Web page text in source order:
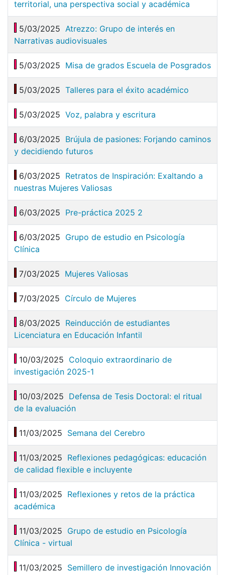
territorial, una perspectiva social y académica
5/03/2025 Atrezzo: Grupo de interés en
Narrativas audiovisuales
5/03/2025 Misa de grados Escuela de Posgrados
5/03/2025 Talleres para el éxito académico
5/03/2025 Voz, palabra y escritura
6/03/2025 Brújula de pasiones: Forjando caminos
y decidiendo futuros
6/03/2025 Retratos de Inspiración: Exaltando a
nuestras Mujeres Valiosas
6/03/2025 Pre-práctica 2025 2
6/03/2025 Grupo de estudio en Psicología
Clínica
7/03/2025 Mujeres Valiosas
7/03/2025 Círculo de Mujeres
8/03/2025 Reinducción de estudiantes
Licenciatura en Educación Infantil
10/03/2025 Coloquio extraordinario de
investigación 2025-1
10/03/2025 Defensa de Tesis Doctoral: el ritual
de la evaluación
11/03/2025 Semana del Cerebro
11/03/2025 Reflexiones pedagógicas: educación
de calidad flexible e incluyente
11/03/2025 Reflexiones y retos de la práctica
académica
11/03/2025 Grupo de estudio en Psicología
Clínica - virtual
11/03/2025 Semillero de investigación Innovación